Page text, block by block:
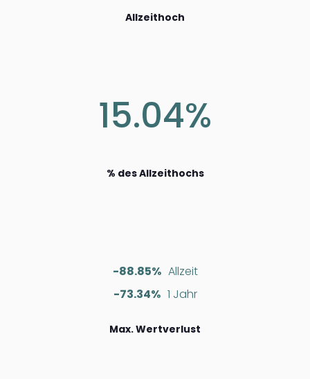
Allzeithoch
15.04%
% des Allzeithochs
-88.85% Allzeit
-73.34% 1 Jahr
Max. Wertverlust